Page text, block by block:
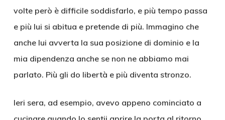
volte però è difficile soddisfarlo, e più tempo passa
e più lui si abitua e pretende di più. Immagino che
anche lui avverta la sua posizione di dominio e la
mia dipendenza anche se non ne abbiamo mai
parlato. Più gli do libertà e più diventa stronzo.
Ieri sera, ad esempio, avevo appeno cominciato a